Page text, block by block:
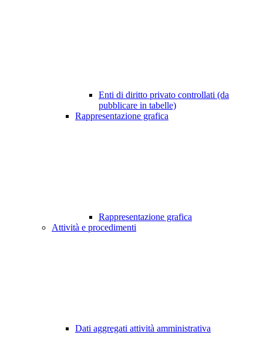
Enti di diritto privato controllati (da
pubblicare in tabelle)
Rappresentazione grafica
Rappresentazione grafica
Attività e procedimenti
Dati aggregati attività amministrativa